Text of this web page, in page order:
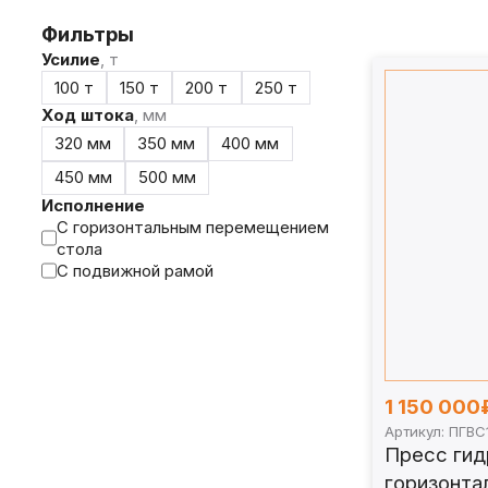
Производство:
Ниже выберите модель, либо изучите
Фильтры
Усилие, т
100 т
150 т 200 т
250 т
Ход штока, мм
320 мм
350 мм
400 мм
450 мм
500 мм
Исполнение
С горизонтальным перемещением
стола
С подвижной рамой
1 150
Артикул:
Пресс